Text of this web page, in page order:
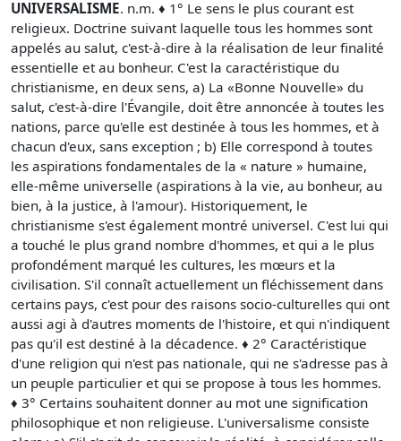
UNIVERSALISME. n.m. ♦ 1° Le sens le plus courant est
religieux. Doctrine suivant laquelle tous les hommes sont
appelés au salut, c'est-à-dire à la réalisation de leur finalité
essentielle et au bonheur. C'est la caractéristique du
christianisme, en deux sens, a) La «Bonne Nouvelle» du
salut, c'est-à-dire l'Évangile, doit être annoncée à toutes les
nations, parce qu'elle est destinée à tous les hommes, et à
chacun d'eux, sans exception ; b) Elle correspond à toutes
les aspirations fondamentales de la « nature » humaine,
elle-même universelle (aspirations à la vie, au bonheur, au
bien, à la justice, à l'amour). Historiquement, le
christianisme s'est également montré universel. C'est lui qui
a touché le plus grand nombre d'hommes, et qui a le plus
profondément marqué les cultures, les mœurs et la
civilisation. S'il connaît actuellement un fléchissement dans
certains pays, c'est pour des raisons socio-culturelles qui ont
aussi agi à d'autres moments de l'histoire, et qui n'indiquent
pas qu'il est destiné à la décadence. ♦ 2° Caractéristique
d'une religion qui n'est pas nationale, qui ne s'adresse pas à
un peuple particulier et qui se propose à tous les hommes.
♦ 3° Certains souhaitent donner au mot une signification
philosophique et non religieuse. L'universalisme consiste